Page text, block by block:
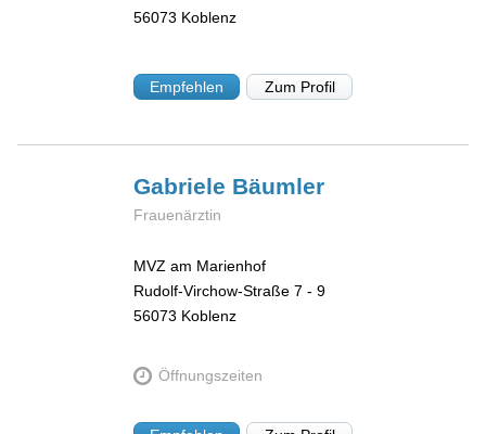
56073 Koblenz
Empfehlen Zum Profil
Gabriele Bäumler
Frauenärztin
MVZ am Marienhof
Rudolf-Virchow-Straße 7 - 9
56073 Koblenz
Öffnungszeiten